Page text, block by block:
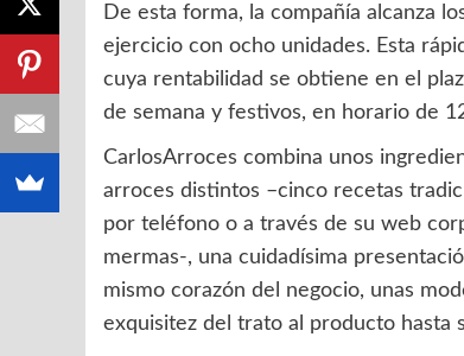
De esta forma, la compañía alcanza
ejercicio con ocho unidades. Esta
cuya rentabilidad se obtiene en el
de semana y festivos, en horario de
CarlosArroces combina unos
arroces distintos –cinco recetas
por teléfono o a través de su web
mermas-, una cuidadísima
mismo corazón del negocio, unas
exquisitez del trato al producto hasta